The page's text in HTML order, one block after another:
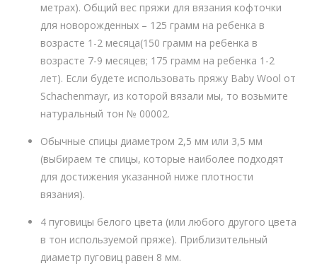
метрах). Общий вес пряжи для вязания кофточки
для новорожденных – 125 грамм на ребенка в
возрасте 1-2 месяца(150 грамм на ребенка в
возрасте 7-9 месяцев; 175 грамм на ребенка 1-2
лет). Если будете использовать пряжу Baby Wool от
Schachenmayr, из которой вязали мы, то возьмите
натуральный тон № 00002.
Обычные спицы диаметром 2,5 мм или 3,5 мм
(выбираем те спицы, которые наиболее подходят
для достижения указанной ниже плотности
вязания).
4 пуговицы белого цвета (или любого другого цвета
в тон используемой пряже). Приблизительный
диаметр пуговиц равен 8 мм.